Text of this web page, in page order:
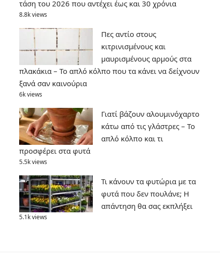
τάση του 2026 που αντέχει έως και 30 χρόνια
8.8k views
Πες αντίο στους
κιτρινισμένους και
μαυρισμένους αρμούς στα
πλακάκια – Το απλό κόλπο που τα κάνει να δείχνουν
ξανά σαν καινούρια
6k views
Γιατί βάζουν αλουμινόχαρτο
κάτω από τις γλάστρες – Το
απλό κόλπο και τι
προσφέρει στα φυτά
5.5k views
Τι κάνουν τα φυτώρια με τα
φυτά που δεν πουλάνε; Η
απάντηση θα σας εκπλήξει
5.1k views